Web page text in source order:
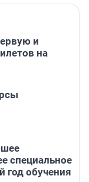
и
на
специальное
год обучения